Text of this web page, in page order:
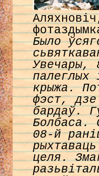
Было
Увечары,
палеглых
крыжа.
фэст, дзе
бардаў.
Болбаса.
08-й
целя.